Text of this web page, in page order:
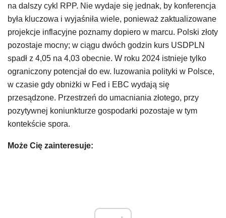
na dalszy cykl RPP. Nie wydaje się jednak, by konferencja
była kluczowa i wyjaśniła wiele, ponieważ zaktualizowane
projekcje inflacyjne poznamy dopiero w marcu. Polski złoty
pozostaje mocny; w ciągu dwóch godzin kurs USDPLN
spadł z 4,05 na 4,03 obecnie. W roku 2024 istnieje tylko
ograniczony potencjał do ew. luzowania polityki w Polsce,
w czasie gdy obniżki w Fed i EBC wydają się
przesądzone. Przestrzeń do umacniania złotego, przy
pozytywnej koniunkturze gospodarki pozostaje w tym
kontekście spora.
Może Cię zainteresuje: